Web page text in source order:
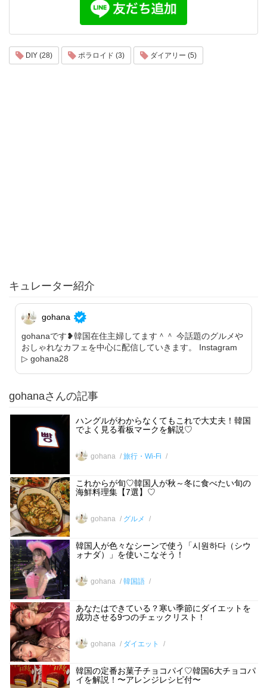
DIY (28) ポラロイド (3) ダイアリー (5)
キュレーター紹介
gohana
gohanaです❥韓国在住主婦してます＾＾ 今話題のグルメや
おしゃれなカフェを中心に配信していきます。 Instagram
▷ gohana28
gohanaさんの記事
ハングルがわからなくてもこれで大丈夫！韓国
でよく見る看板マークを解説♡
gohana 旅行・Wi-Fi
これからが旬♡韓国人が秋～冬に食べたい旬の
海鮮料理集【7選】♡
gohana グルメ
韓国人が色々なシーンで使う「시원하다（シウ
ォナダ）」を使いこなそう！
gohana 韓国語
あなたはできている？寒い季節にダイエットを
成功させる9つのチェックリスト！
gohana ダイエット
韓国の定番お菓子チョコパイ♡韓国6大チョコパ
イを解説！〜アレンジレシピ付〜